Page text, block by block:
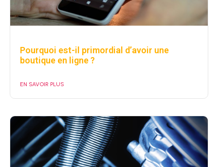
Pourquoi est-il primordial d’avoir une
boutique en ligne ?
EN SAVOIR PLUS